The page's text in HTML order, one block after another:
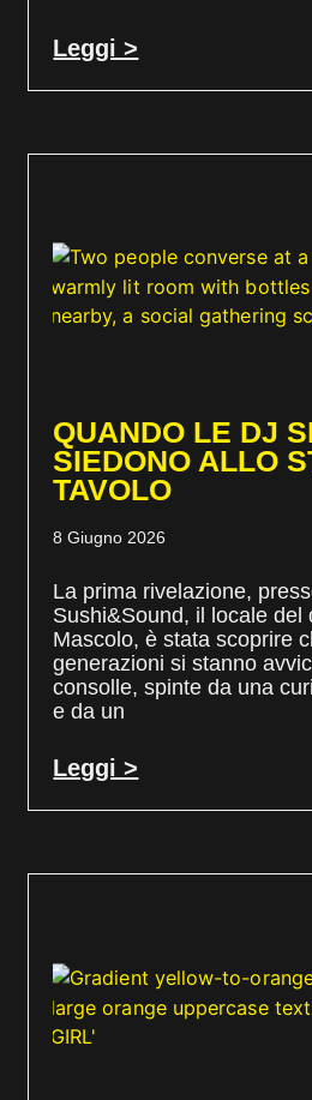
Leggi >
QUANDO LE DJ
SIEDONO ALLO
TAVOLO
8 Giugno 2026
La prima rivelazione,
Sushi&Sound, il locale del
Mascolo, è stata scoprire
generazioni si stanno
consolle, spinte da una
e da un
Leggi >